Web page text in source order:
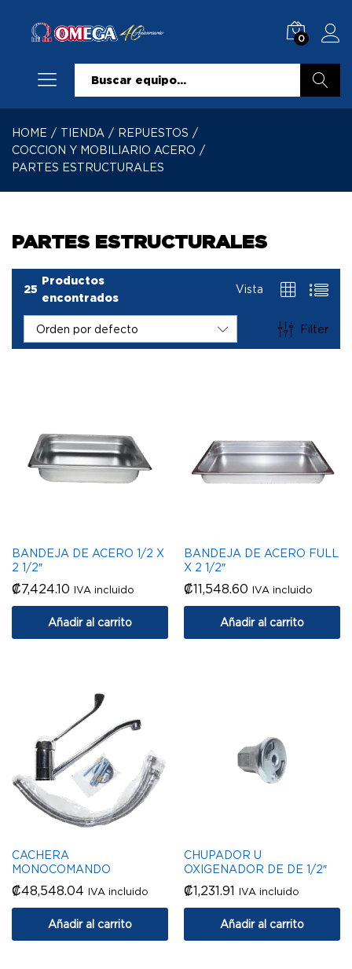
0
HOME / TIENDA / REPUESTOS /
COCCION Y MOBILIARIO ACERO /
PARTES ESTRUCTURALES
PARTES ESTRUCTURALES
25
Productos
encontrados
Vista
Filter
Orden por defecto
BANDEJA DE ACERO 1/2 X
2 1/2″
₡7,424.10 IVA incluido
Añadir al carrito
BANDEJA DE ACERO FULL
X 2 1/2″
₡11,548.60 IVA incluido
Añadir al carrito
CACHERA
MONOCOMANDO
₡48,548.04 IVA incluido
Añadir al carrito
CHUPADOR U
OXIGENADOR DE DE 1/2″
₡1,231.91 IVA incluido
Añadir al carrito